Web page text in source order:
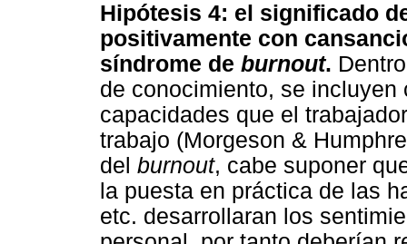
Hipótesis 4: el significado
positivamente con
síndrome de burnout.
de conocimiento, se
capacidades que el
trabajo (Morgeson &
del burnout, cabe suponer
la puesta en práctica de las
etc. desarrollaran los